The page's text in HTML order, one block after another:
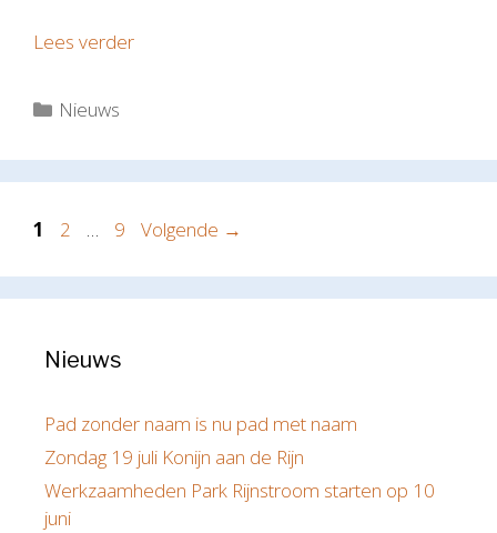
Lees verder
Categorieën
Nieuws
Pagina
1 Pagina
2 … Pagina
9 Volgende →
Nieuws
Pad zonder naam is nu pad met naam
Zondag 19 juli Konijn aan de Rijn
Werkzaamheden Park Rijnstroom starten op 10
juni